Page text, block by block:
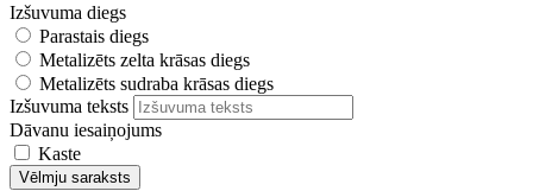
Izšuvuma diegs
Parastais diegs
Metalizēts zelta krāsas diegs
Metalizēts sudraba krāsas diegs
Izšuvuma teksts
Dāvanu iesaiņojums
Kaste
Vēlmju saraksts